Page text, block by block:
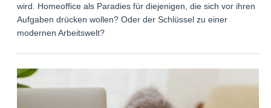
wird. Homeoffice als Paradies für diejenigen, die sich vor ihren
Aufgaben drücken wollen? Oder der Schlüssel zu einer
modernen Arbeitswelt?